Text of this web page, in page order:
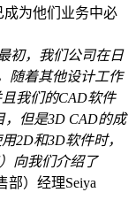
为他们业务中必
初，我们公司在日
随着其他设计工作
我们的CAD软件
但是3D CAD的成
2D和3D软件时，
向我们介绍了
部）经理Seiya